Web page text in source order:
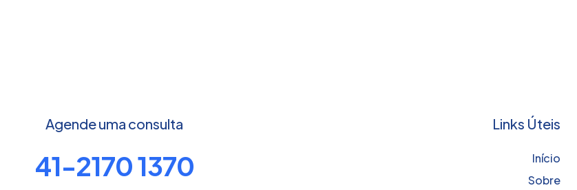
Agende uma consulta
41-2170 1370
Links Úteis
Início
Sobre